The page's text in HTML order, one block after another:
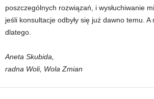
poszczególnych rozwiązań, i wysłuchiwanie
jeśli konsultacje odbyły się już dawno temu. A
dlatego.
Aneta Skubida,
radna Woli, Wola Zmian